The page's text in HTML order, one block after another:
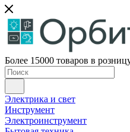
Более 15000 товаров в
Электрика и свет
Инструмент
Электроинструмент